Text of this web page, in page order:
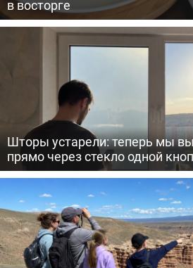
в восторге
Шторы устарели: теперь мы
прямо через стекло одной